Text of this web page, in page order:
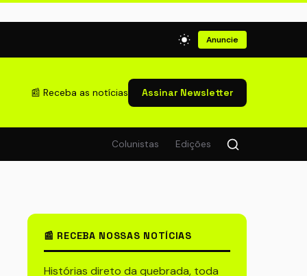
Anuncie
📰 Receba as notícias Assinar Newsletter
Colunistas Edições
📰 RECEBA NOSSAS NOTÍCIAS
Histórias direto da quebrada, toda